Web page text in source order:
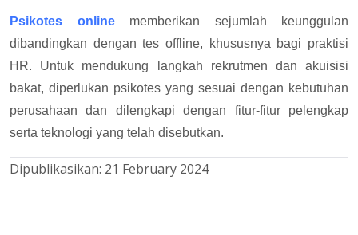
Psikotes onlinememberikan sejumlah keunggulan
dibandingkan dengan tes offline, khususnya bagi praktisi
HR. Untuk mendukung langkah rekrutmen dan akuisisi
bakat, diperlukan psikotes yang sesuai dengan kebutuhan
perusahaan dan dilengkapi dengan fitur-fitur pelengkap
serta teknologi yang telah disebutkan.
Dipublikasikan: 21 February 2024